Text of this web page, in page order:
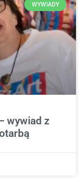
WYWIADY
wywiad z